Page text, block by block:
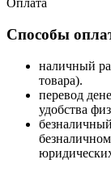
Оплата
Способы
наличный
товара).
перевод
удобства